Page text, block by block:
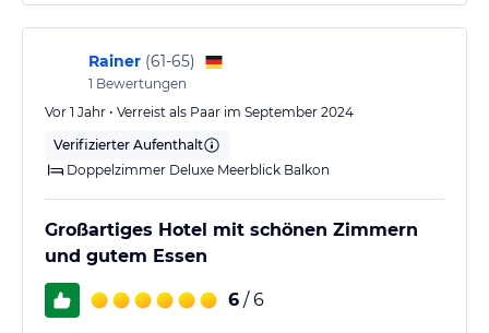
Rainer (61-65)
1 Bewertungen
Vor 1 Jahr • Verreist als Paar im September 2024
Verifizierter Aufenthalt
Doppelzimmer Deluxe Meerblick Balkon
Großartiges Hotel mit schönen Zimmern
und gutem Essen
6 / 6